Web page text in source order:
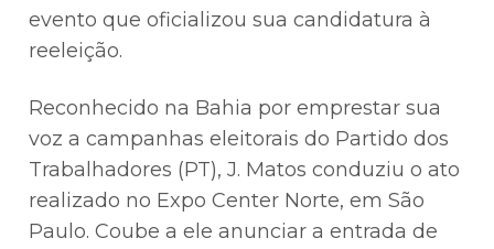
evento que oficializou sua candidatura à
reeleição.
Reconhecido na Bahia por emprestar sua
voz a campanhas eleitorais do Partido dos
Trabalhadores (PT), J. Matos conduziu o ato
realizado no Expo Center Norte, em São
Paulo. Coube a ele anunciar a entrada de